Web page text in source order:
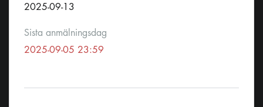
2025-09-13
Sista anmälningsdag
2025-09-05 23:59